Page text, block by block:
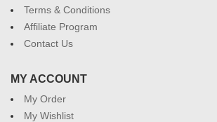
Terms & Conditions
Affiliate Program
Contact Us
MY ACCOUNT
My Order
My Wishlist